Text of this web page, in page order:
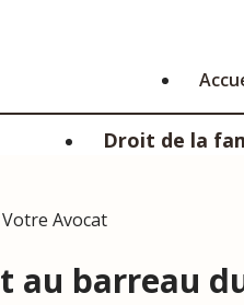
Droit de la
Votre Avocat
au barreau